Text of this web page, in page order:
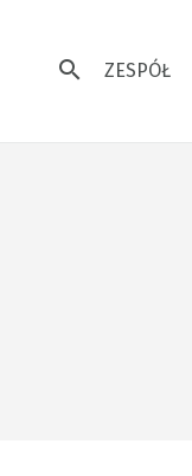
search ZESPÓŁ